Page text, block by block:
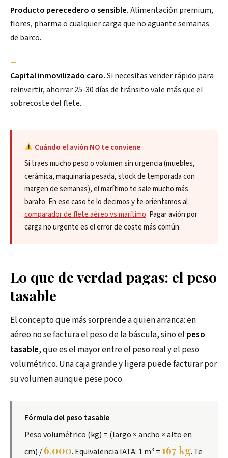
Producto perecedero o sensible.Alimentación premium,
flores, pharma o cualquier carga que no aguante semanas
de barco.
—
Capital inmovilizado caro.Si necesitas vender rápido para
reinvertir, ahorrar 25-30 días de tránsito vale más que el
sobrecoste del flete.
Cuándo el avión NO te conviene
Si traes mucho peso o volumen sin urgencia (muebles,
cerámica, maquinaria pesada, stock de temporada con
margen de semanas), el marítimo te sale mucho más
barato. En ese caso te lo decimos y te orientamos al
comparador de flete aéreo vs marítimo. Pagar avión por
carga no urgente es el error de coste más común.
Lo que de verdad pagas: el peso
tasable
El concepto que más sorprende a quien arranca: en
aéreo no se factura el peso de la báscula, sino el peso
tasable, que es el mayor entre el peso real y el peso
volumétrico. Una caja grande y ligera puede facturar por
su volumen aunque pese poco.
Fórmula del peso tasable
Peso volumétrico (kg) = (largo × ancho × alto en
cm) /6.000. Equivalencia IATA: 1 m³ = 167 kg. Te